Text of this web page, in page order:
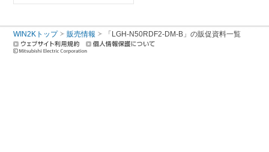
WIN2Kトップ 販売情報 「LGH-N50RDF2-DM-B」の販促資料一覧